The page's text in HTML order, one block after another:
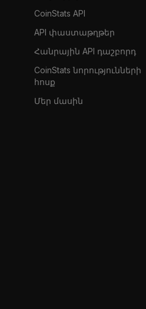
CoinStats API
API փաստաթղթեր
Հանրային API դաշբորդ
CoinStats նորությունների
հոսք
Մեր մասին